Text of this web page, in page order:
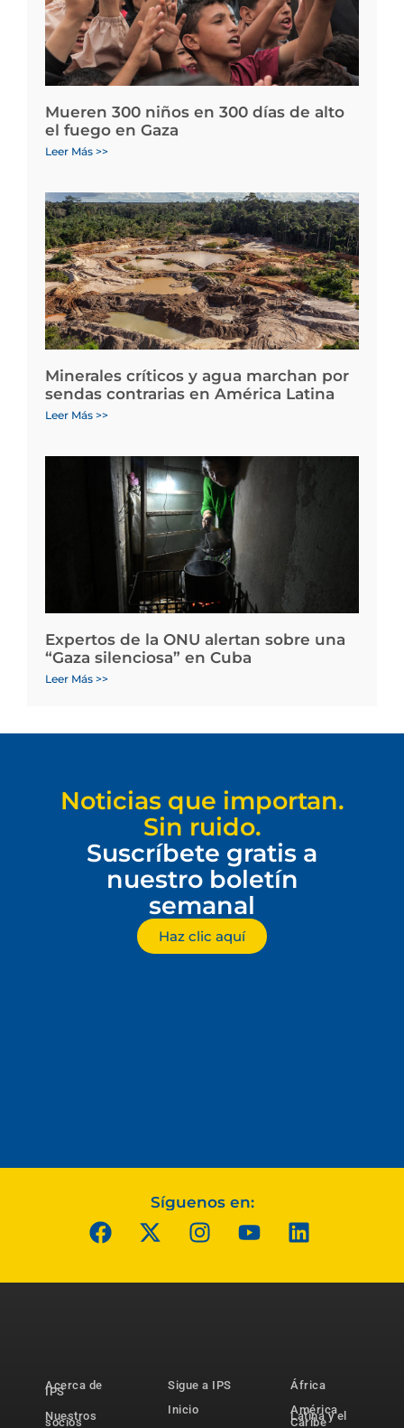
Mueren 300 niños en 300 días de alto
el fuego en Gaza
Leer Más >>
Minerales críticos y agua marchan por
sendas contrarias en América Latina
Leer Más >>
Expertos de la ONU alertan sobre una
“Gaza silenciosa” en Cuba
Leer Más >>
Noticias que importan.
Sin ruido.
Suscríbete gratis a
nuestro boletín
semanal
Haz clic aquí
Síguenos en:
Acerca de
IPS
Nuestros
socios
Sigue a IPS
Inicio
África
América
Latina y el
Caribe